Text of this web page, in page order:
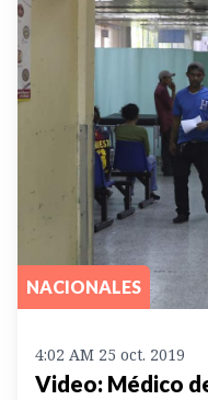
NACIONALES
4:02 AM 25 oct. 2019
Video: Médico